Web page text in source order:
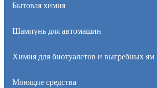
Бытовая химия
Шампунь для автомашин
Химия для биотуалетов и выгребных ям
Моющие средства